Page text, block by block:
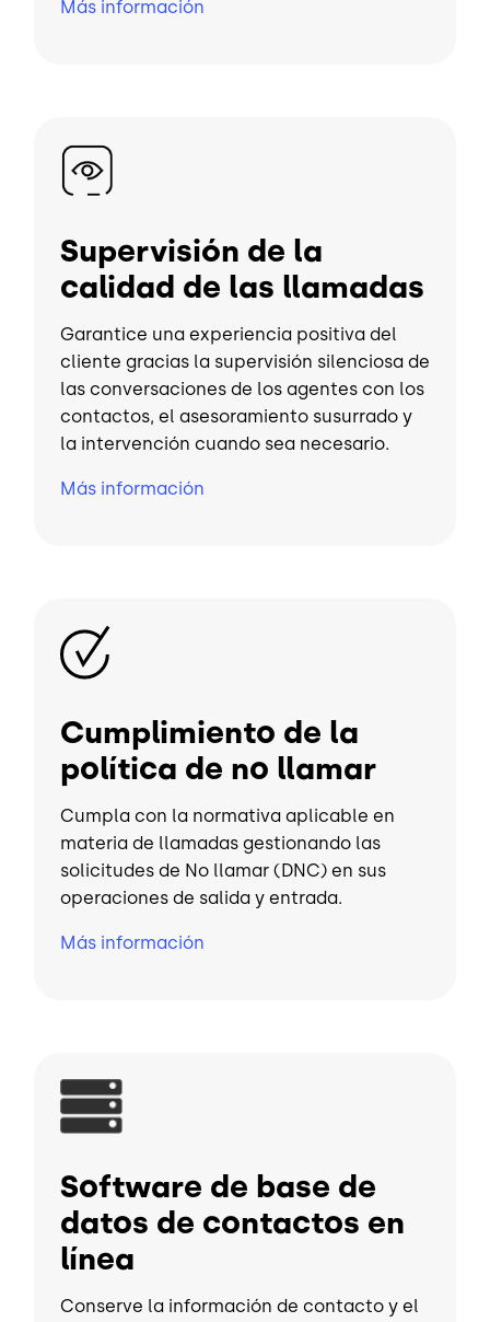
Más información
Imagen
Supervisión de la
calidad de las llamadas
Garantice una experiencia positiva del
cliente gracias la supervisión silenciosa de
las conversaciones de los agentes con los
contactos, el asesoramiento susurrado y
la intervención cuando sea necesario.
Más información
Imagen
Cumplimiento de la
política de no llamar
Cumpla con la normativa aplicable en
materia de llamadas gestionando las
solicitudes de No llamar (DNC) en sus
operaciones de salida y entrada.
Más información
Imagen
Software de base de
datos de contactos en
línea
Conserve la información de contacto y el